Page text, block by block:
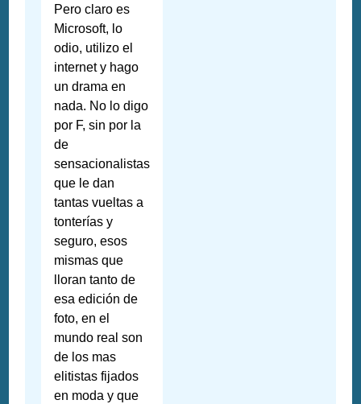
Pero claro es
Microsoft, lo
odio, utilizo el
internet y hago
un drama en
nada. No lo digo
por F, sin por la
de
sensacionalistas
que le dan
tantas vueltas a
tonterías y
seguro, esos
mismas que
lloran tanto de
esa edición de
foto, en el
mundo real son
de los mas
elitistas fijados
en moda y que